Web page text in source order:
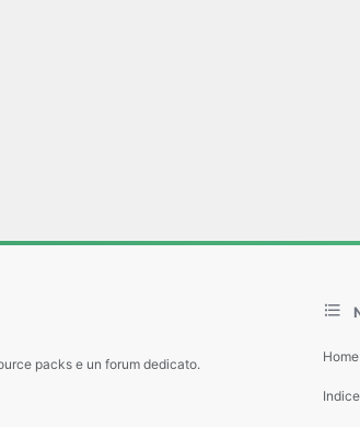
packs e un forum dedicato.
Home